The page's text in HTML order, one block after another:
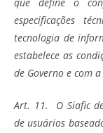
especificações
tecnologia de
estabelece as
de Governo e com
Art. 11. O Siafic
de usuários